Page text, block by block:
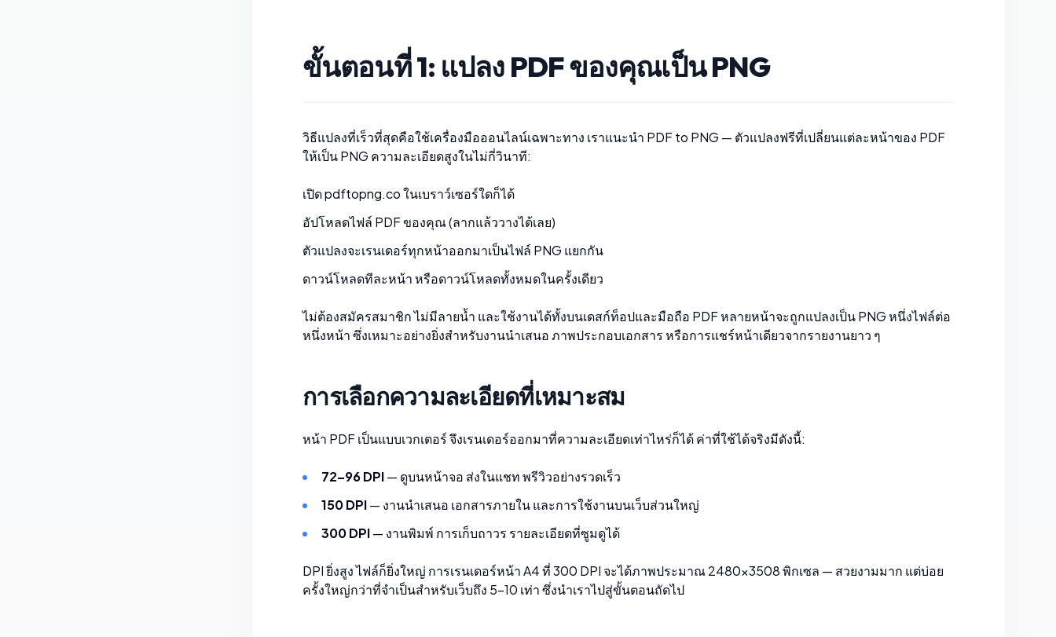
ขั้นตอนที่ 1: แปลง PDF ของคุณเป็น PNG
วิธีแปลงที่เร็วที่สุดคือใช้เครื่องมือออนไลน์เฉพาะทาง เราแนะนำ PDF to PNG — ตัวแปลงฟรีที่เปลี่ยนแต่ละหน้าของ PDF
ให้เป็น PNG ความละเอียดสูงในไม่กี่วินาที:
เปิดpdftopng.coในเบราว์เซอร์ใดก็ได้
อัปโหลดไฟล์ PDF ของคุณ (ลากแล้ววางได้เลย)
ตัวแปลงจะเรนเดอร์ทุกหน้าออกมาเป็นไฟล์ PNG แยกกัน
ดาวน์โหลดทีละหน้า หรือดาวน์โหลดทั้งหมดในครั้งเดียว
ไม่ต้องสมัครสมาชิก ไม่มีลายน้ำ และใช้งานได้ทั้งบนเดสก์ท็อปและมือถือ PDF หลายหน้าจะถูกแปลงเป็น PNG หนึ่งไฟล์ต่อ
หนึ่งหน้า ซึ่งเหมาะอย่างยิ่งสำหรับงานนำเสนอ ภาพประกอบเอกสาร หรือการแชร์หน้าเดียวจากรายงานยาว ๆ
การเลือกความละเอียดที่เหมาะสม
หน้า PDF เป็นแบบเวกเตอร์ จึงเรนเดอร์ออกมาที่ความละเอียดเท่าไหร่ก็ได้ ค่าที่ใช้ได้จริงมีดังนี้:
72–96 DPI— ดูบนหน้าจอ ส่งในแชท พรีวิวอย่างรวดเร็ว
150 DPI— งานนำเสนอ เอกสารภายใน และการใช้งานบนเว็บส่วนใหญ่
300 DPI— งานพิมพ์ การเก็บถาวร รายละเอียดที่ซูมดูได้
DPI ยิ่งสูง ไฟล์ก็ยิ่งใหญ่ การเรนเดอร์หน้า A4 ที่ 300 DPI จะได้ภาพประมาณ 2480×3508 พิกเซล — สวยงามมาก แต่บ่อย
ครั้งใหญ่กว่าที่จำเป็นสำหรับเว็บถึง 5–10 เท่า ซึ่งนำเราไปสู่ขั้นตอนถัดไป